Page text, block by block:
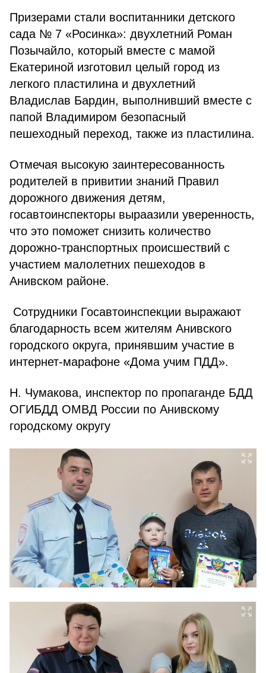
Призерами стали воспитанники детского
сада № 7 «Росинка»: двухлетний Роман
Позычайло, который вместе с мамой
Екатериной изготовил целый город из
легкого пластилина и двухлетний
Владислав Бардин, выполнивший вместе с
папой Владимиром безопасный
пешеходный переход, также из пластилина.
Отмечая высокую заинтересованность
родителей в привитии знаний Правил
дорожного движения детям,
госавтоинспекторы выраазили уверенность,
что это поможет снизить количество
дорожно-транспортных происшествий с
участием малолетних пешеходов в
Анивском районе.
Сотрудники Госавтоинспекции выражают
благодарность всем жителям Анивского
городского округа, принявшим участие в
интернет-марафоне «Дома учим ПДД».
Н. Чумакова, инспектор по пропаганде БДД
ОГИБДД ОМВД России по Анивскому
городскому округу